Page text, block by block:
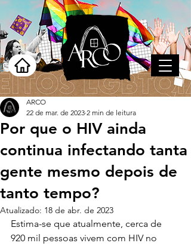
Por que o HIV ainda
continua infectando tanta
gente mesmo depois de
tanto tempo?
ARCO
22 de mar. de 2023 2 min de leitura
Atualizado: 18 de abr. de 2023
Estima-se que atualmente, cerca de
920 mil pessoas vivem com HIV no